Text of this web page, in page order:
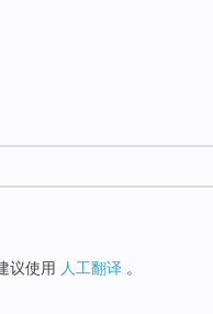
议使用 人工翻译 。